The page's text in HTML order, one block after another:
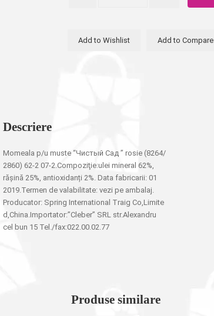
СадAdd to Wishlist Add to Compare
Descriere
Momeala p/u muste “Чистый Сад ” rosie (8264/
2860) 62-2 07-2.Compoziţie:ulei mineral 62%,
rășină 25%, antioxidanți 2%. Data fabricarii: 01
2019.Termen de valabilitate: vezi pe ambalaj.
Producator: Spring International Traig Co,Limite
d,China.Importator:”Cleber” SRL str.Alexandru
cel bun 15 Tel./fax:022.00.02.77
Produse similare